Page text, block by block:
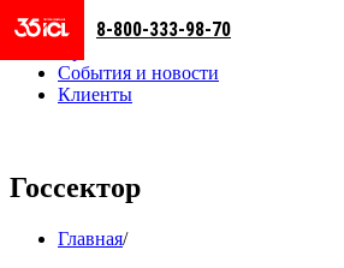
Направления
События и новости
Клиенты
8-800-333-98-70
Госсектор
Главная/